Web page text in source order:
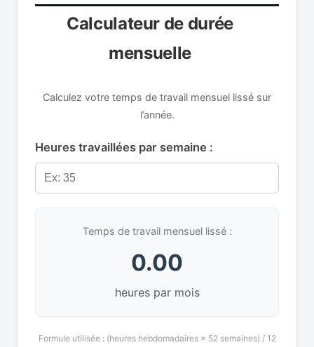
Calculateur de durée
mensuelle
Calculez votre temps de travail mensuel lissé sur
l’année.
Heures travaillées par semaine :
Temps de travail mensuel lissé :
0.00
heures par mois
Formule utilisée : (heures hebdomadaires × 52 semaines) / 12